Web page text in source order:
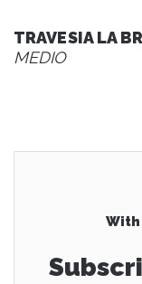
TRAVESIA LA
MEDIO
With